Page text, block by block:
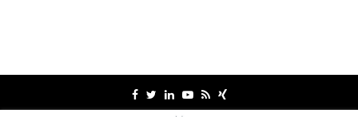
Facebook
TwitterLinkedinYoutube
RssXing